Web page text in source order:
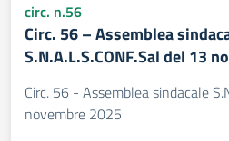
circ. n.56
Circ. 56 – Assemblea
S.N.A.L.S.CONF.Sal del 13
Circ. 56 - Assemblea sindacale
novembre 2025